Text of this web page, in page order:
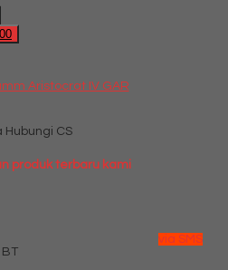
Aristocrat IV GAR
Hubungi CS
produk terbaru kami
via SMS